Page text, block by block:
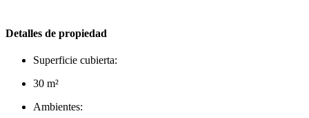
Detalles de propiedad
Superficie cubierta:
30 m²
Ambientes: